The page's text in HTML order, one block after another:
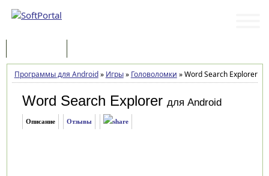
Программы для Android» Игры» Головоломки »Word Search Explorer
Word Search Explorer для Android
Описание Отзывы